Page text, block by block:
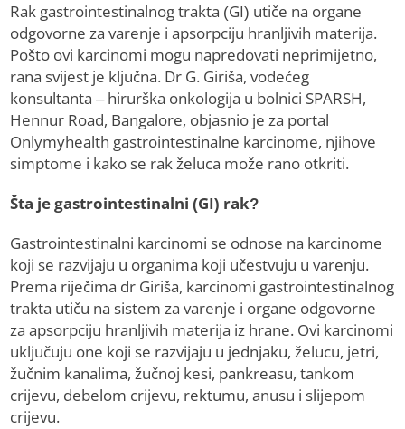
Rak gastrointestinalnog trakta (GI) utiče na organe
odgovorne za varenje i apsorpciju hranljivih materija.
Pošto ovi karcinomi mogu napredovati neprimijetno,
rana svijest je ključna. Dr G. Giriša, vodećeg
konsultanta – hirurška onkologija u bolnici SPARSH,
Hennur Road, Bangalore, objasnio je za portal
Onlymyhealth gastrointestinalne karcinome, njihove
simptome i kako se rak želuca može rano otkriti.
Šta je gastrointestinalni (GI) rak?
Gastrointestinalni karcinomi se odnose na karcinome
koji se razvijaju u organima koji učestvuju u varenju.
Prema riječima dr Giriša, karcinomi gastrointestinalnog
trakta utiču na sistem za varenje i organe odgovorne
za apsorpciju hranljivih materija iz hrane. Ovi karcinomi
uključuju one koji se razvijaju u jednjaku, želucu, jetri,
žučnim kanalima, žučnoj kesi, pankreasu, tankom
crijevu, debelom crijevu, rektumu, anusu i slijepom
crijevu.